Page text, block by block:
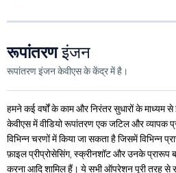
रूपांतरणइंजन
रूपांतरण इंजन केवीएस के केंद्र में है।
हमने कई वर्षों के काम और निरंतर सुधारों के माध्यम
केवीएस में वीडियो रूपांतरण एक जटिल और व्यापक
विभिन्न चरणों में किया जा सकता है जिसमें विभिन्न
फ़ाइल प्रीप्रोसेसिंग, स्क्रीनशॉट और उनके प्रारूप
करना आदि शामिल हैं। ये सभी ऑपरेशन पूरी तरह